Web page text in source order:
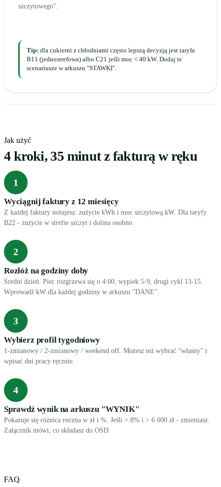
szczytowego".
Tip: dla cukierni z chłodniami często lepszą decyzją jest taryfa
B11 (jednostrefowa) albo C21 jeśli moc < 40 kW. Dodaj te
scenariusze w arkuszu "STAWKI".
Jak użyć
4 kroki, 35 minut z fakturą w ręku
1
Wyciągnij faktury z 12 miesięcy
Z każdej faktury notujesz: zużycie kWh i moc szczytową kW. Dla taryfy
B22 - zużycie w strefie szczyt i dolina osobno.
2
Rozłóż na godziny doby
Średni dzień. Piec rozgrzewa się o 4:00, wypiek 5-9, drugi cykl 13-15.
Wprowadź kW dla każdej godziny w arkuszu "DANE".
3
Wybierz profil tygodniowy
1-zmianowy / 2-zmianowy / weekend off. Możesz też wybrać "własny" i
wpisać dni pracy ręcznie.
4
Sprawdź wynik na arkuszu "WYNIK"
Pokazuje się różnica roczna w zł i %. Jeśli > 8% i > 6 000 zł - zmieniasz.
Załącznik mówi, co składasz do OSD.
FAQ